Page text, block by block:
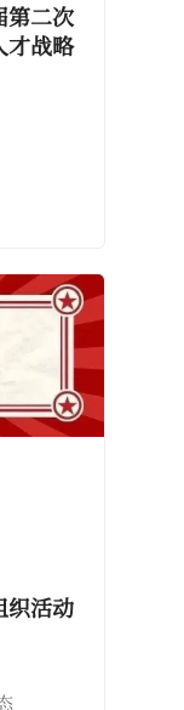
第二次
才战略
织活动